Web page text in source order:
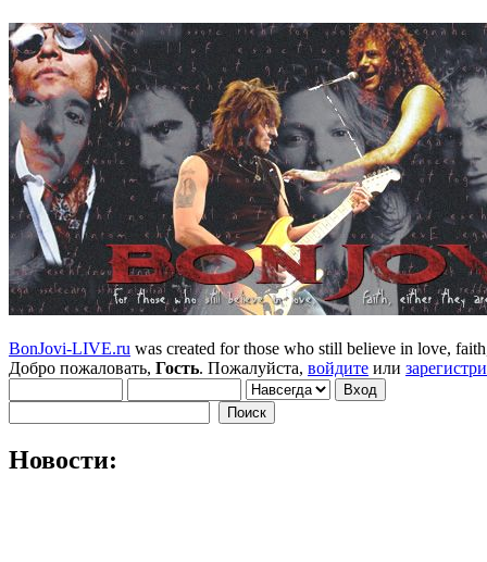
BonJovi-LIVE.ru was created for those who still believe in love,
Добро пожаловать, Гость. Пожалуйста, войдите или
Новости: